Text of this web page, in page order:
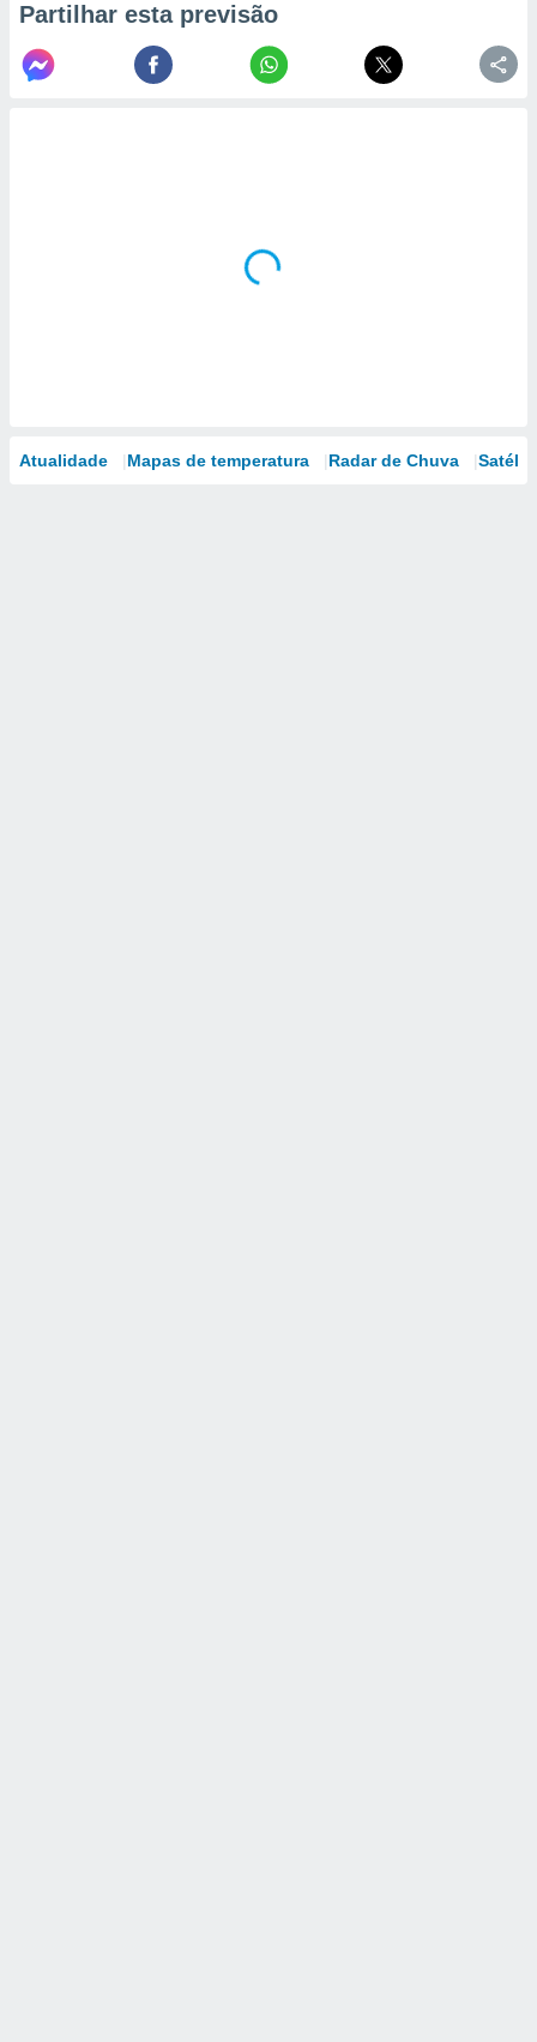
Partilhar esta previsão
Atualidade Mapas de temperatura Radar de Chuva